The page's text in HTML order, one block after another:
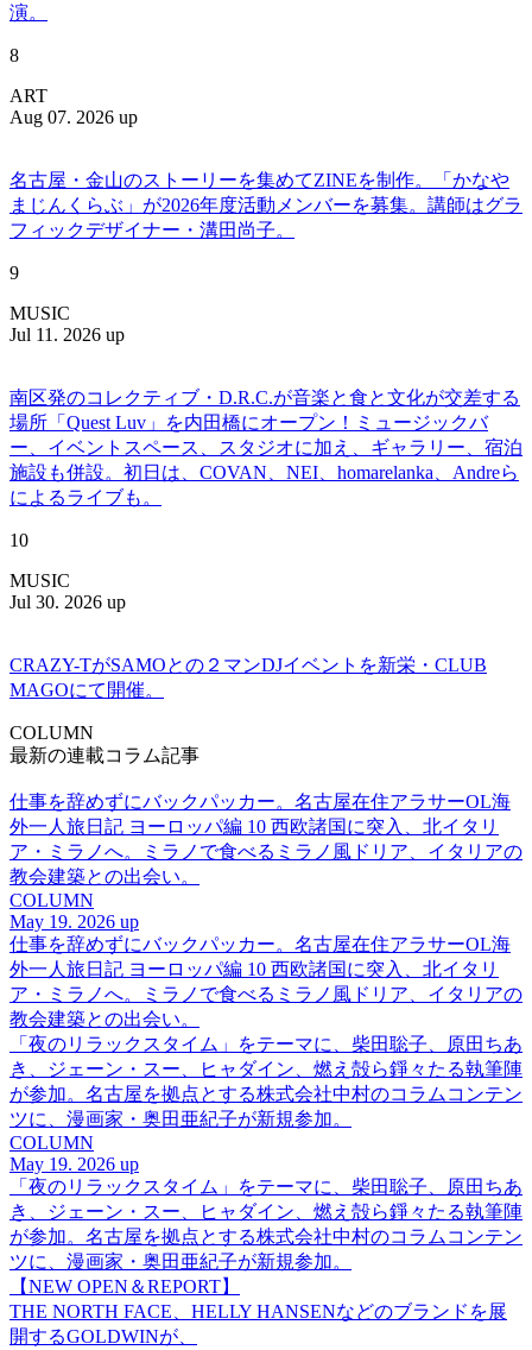
演。
8
ART
Aug 07. 2026 up
名古屋・金山のストーリーを集めてZINEを制作。「かなや
まじんくらぶ」が2026年度活動メンバーを募集。講師はグラ
フィックデザイナー・溝田尚子。
9
MUSIC
Jul 11. 2026 up
南区発のコレクティブ・D.R.C.が⾳楽と⾷と⽂化が交差する
場所「Quest Luv」を内田橋にオープン！ミュージックバ
ー、イベントスペース、スタジオに加え、ギャラリー、宿泊
施設も併設。初日は、COVAN、NEI、homarelanka、Andreら
によるライブも。
10
MUSIC
Jul 30. 2026 up
CRAZY-TがSAMOとの２マンDJイベントを新栄・CLUB
MAGOにて開催。
COLUMN
最新の連載コラム記事
仕事を辞めずにバックパッカー。名古屋在住アラサーOL海
外一人旅日記 ヨーロッパ編 10 西欧諸国に突入、北イタリ
ア・ミラノへ。ミラノで食べるミラノ風ドリア、イタリアの
教会建築との出会い。
COLUMN
May 19. 2026 up
仕事を辞めずにバックパッカー。名古屋在住アラサーOL海
外一人旅日記 ヨーロッパ編 10 西欧諸国に突入、北イタリ
ア・ミラノへ。ミラノで食べるミラノ風ドリア、イタリアの
教会建築との出会い。
「夜のリラックスタイム」をテーマに、柴田聡子、原田ちあ
き、ジェーン・スー、ヒャダイン、燃え殻ら錚々たる執筆陣
が参加。名古屋を拠点とする株式会社中村のコラムコンテン
ツに、漫画家・奥田亜紀子が新規参加。
COLUMN
May 19. 2026 up
「夜のリラックスタイム」をテーマに、柴田聡子、原田ちあ
き、ジェーン・スー、ヒャダイン、燃え殻ら錚々たる執筆陣
が参加。名古屋を拠点とする株式会社中村のコラムコンテン
ツに、漫画家・奥田亜紀子が新規参加。
【NEW OPEN＆REPORT】
THE NORTH FACE、HELLY HANSENなどのブランドを展
開するGOLDWINが、